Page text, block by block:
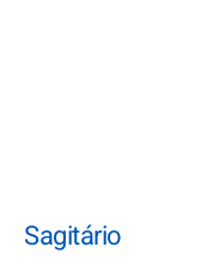
Sagitário